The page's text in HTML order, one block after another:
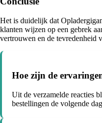
Het is duidelijk dat
klanten wijzen op een gebrek
vertrouwen en de tevredenheid
Hoe zijn de
Uit de verzamelde reacties
bestellingen de volgende